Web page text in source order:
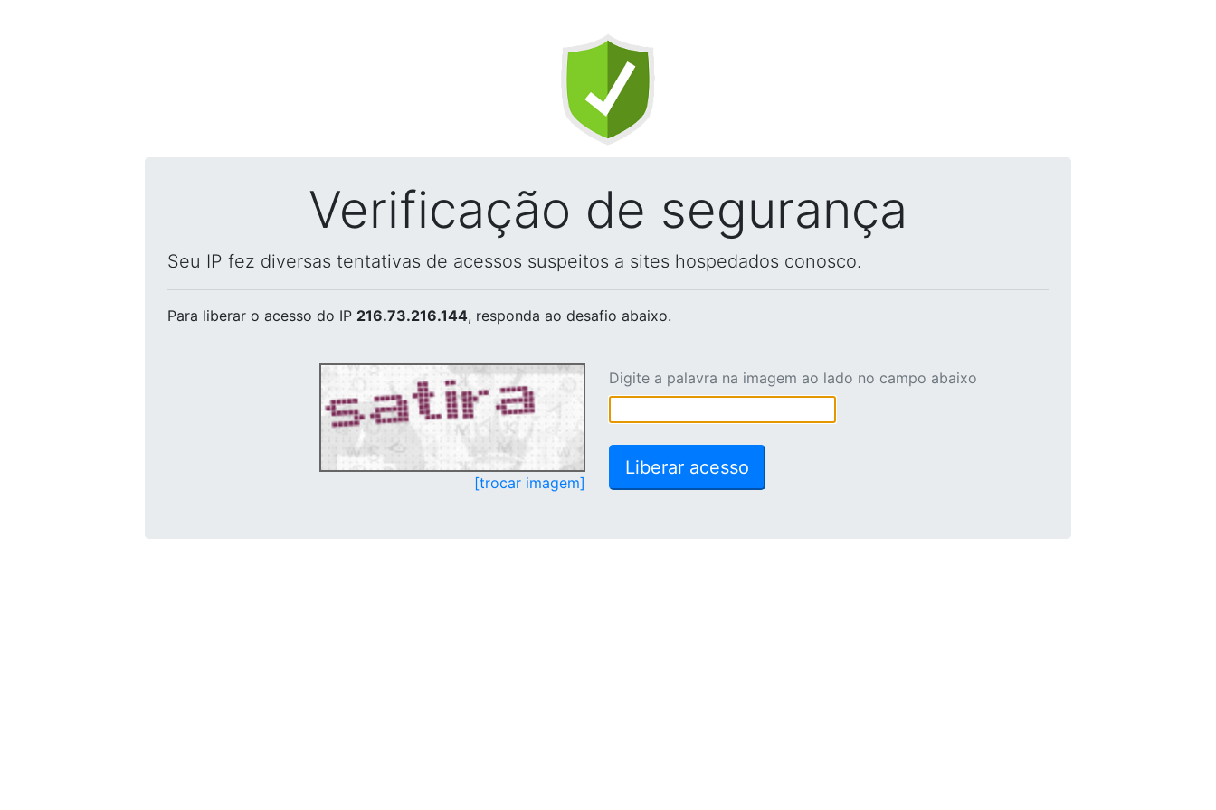
Verificação de segurança
Seu IP fez diversas tentativas de acessos suspeitos a sites hospedados conosco.
Para liberar o acesso do IP 216.73.216.144, responda ao desafio abaixo.
[trocar imagem]
Digite a palavra na imagem ao lado no campo abaixo